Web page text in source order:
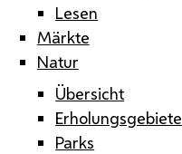
Lesen
Märkte
Natur
Übersicht
Erholungsgebiete
Parks